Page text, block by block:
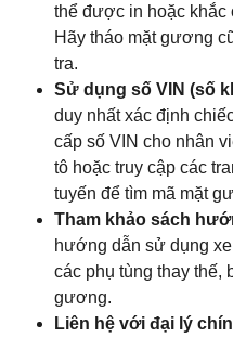
thể được in hoặc khắc
Hãy tháo mặt gương
tra.
Sử dụng số VIN (số
duy nhất xác định
cấp số VIN cho nhân
tô hoặc truy cập các
tuyến để tìm mã mặt
Tham khảo sách
hướng dẫn sử dụng
các phụ tùng thay thế,
gương.
Liên hệ với đại lý